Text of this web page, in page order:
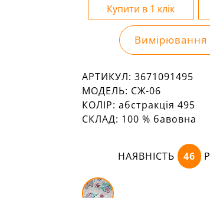
Вимірювання
АРТИКУЛ: 3671091495
МОДЕЛЬ: СЖ-06
КОЛІР: абстракція 495
СКЛАД: 100 % бавовна
НАЯВНІСТЬ 46